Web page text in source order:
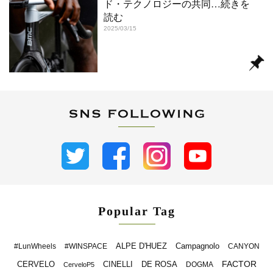
ド・テクノロジーの共同 …続きを
読む
2025/03/15
Popular Tag
#LunWheels #WINSPACE ALPE D'HUEZ Campagnolo CANYON
CERVELO CerveloP5 CINELLI DE ROSA DOGMA FACTOR